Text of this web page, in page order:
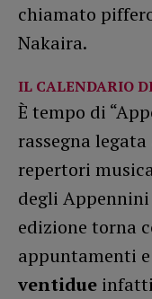
chiamato
Nakaira.
IL CALENDARIO
È tempo di
rassegna
repertori
degli
edizione torna
appuntamenti
ventidue